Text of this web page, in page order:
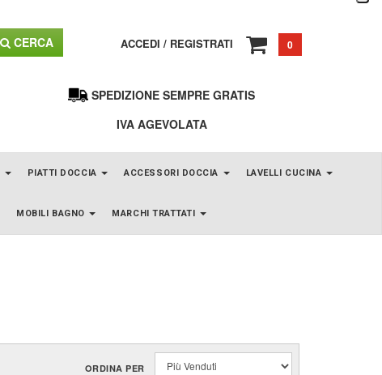
CERCA ACCEDI / REGISTRATI 0
SPEDIZIONE SEMPRE GRATIS
IVA AGEVOLATA
PIATTI DOCCIA ACCESSORI DOCCIA LAVELLI CUCINA
MOBILI BAGNO MARCHI TRATTATI
ORDINA PER